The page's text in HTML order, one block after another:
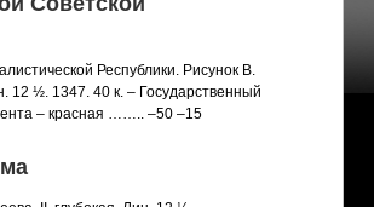
Республики. Рисунок В.
12 ½. 1347. 40 к. – Государственный
– красная …….. –50 –15